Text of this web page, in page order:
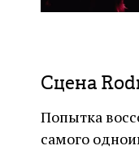
Сцена
Попытка
самого